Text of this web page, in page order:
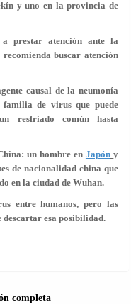
y uno en la provincia de
prestar atención ante la
buscar atención
causal de la neumonía
familia de virus que puede
resfriado común hasta
un hombre en Japón y
de nacionalidad china que
en la ciudad de Wuhan.
entre humanos, pero las
descartar esa posibilidad.
completa